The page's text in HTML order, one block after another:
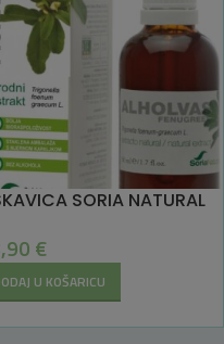
SORIA NATURAL
€
U KOŠARICU